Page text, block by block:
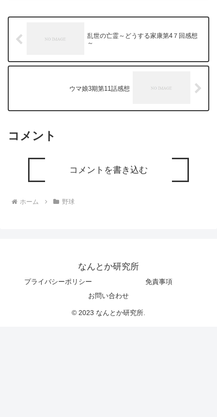
乱世の亡霊～どうする家康第4７回感想
～
ウマ娘3期第11話感想
コメント
コメントを書き込む
ホーム 野球
なんとか研究所
プライバシーポリシー
免責事項
お問い合わせ
© 2023 なんとか研究所.